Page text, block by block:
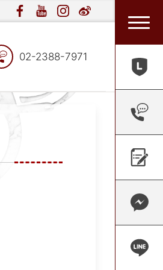
02-2388-7971